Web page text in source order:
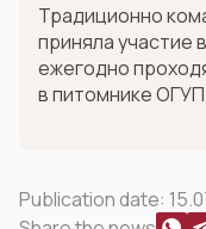
Традиционно
приняла участие
ежегодно
в питомнике
Publication date: